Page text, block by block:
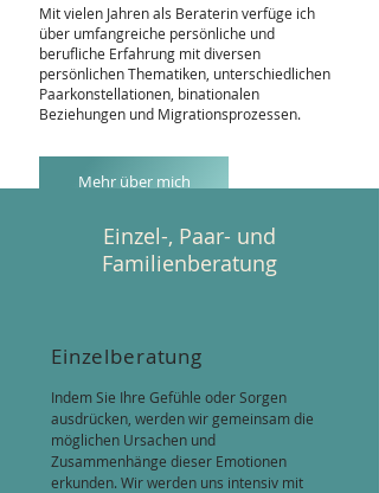
Mit vielen Jahren als Beraterin verfüge ich
über umfangreiche persönliche und
berufliche Erfahrung mit diversen
persönlichen Thematiken, unterschiedlichen
Paarkonstellationen, binationalen
Beziehungen und Migrationsprozessen.
Mehr über mich
Einzel-, Paar- und
Familienberatung
Indem Sie Ihre Gefühle oder Sorgen
ausdrücken, werden wir gemeinsam die
möglichen Ursachen und
Zusammenhänge dieser Emotionen
erkunden. Wir werden uns intensiv mit
Einzelberatung